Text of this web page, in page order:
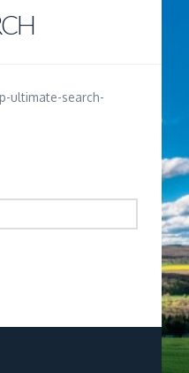
ultimate-search-